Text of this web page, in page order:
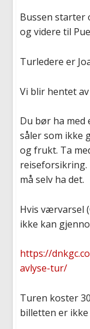
Bussen starter
og videre til
Turledere er
Vi blir hentet av
Du bør ha med
såler som ikke
og frukt. Ta
reiseforsikring.
må selv ha det.
Hvis værvarsel
ikke kan
https://
avlyse-tur/
Turen koster
billetten er